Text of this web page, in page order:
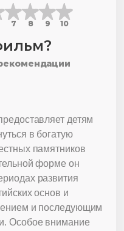
7 8 9 10
детям
в богатую
памятников
форме он
развития
основ и
и последующим
Особое внимание